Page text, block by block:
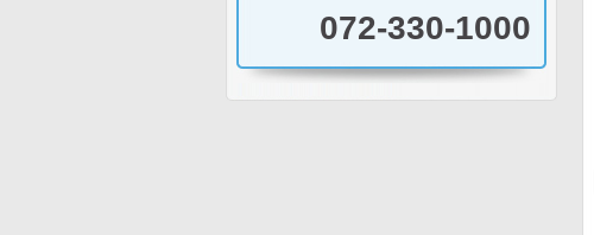
072-330-1000